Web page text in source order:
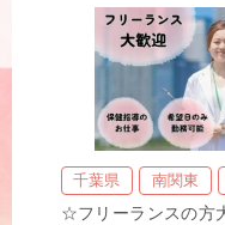
千葉県 南関東
☆フリーランスの方